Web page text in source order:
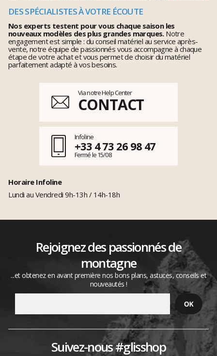
DES SPÉCIALISTES À VOTRE ÉCOUTE
Nos experts testent pour vous chaque saison les
nouveaux modèles des plus grandes marques.Notre
engagement est simple : du conseil matériel au service après-
vente, notre équipe de passionnés vous accompagne à chaque
étape de votre achat et vous permet de choisir du matériel
parfaitement adapté à vos besoins.
Via notre Help Center
CONTACT
Infoline
+33 4 73 26 98 47
Fermé le 15/08
Horaire Infoline
Lundi au Vendredi 9h-13h / 14h-18h
Rejoignez des passionnés de
montagne
...et obtenez en avant première nos bons plans, astuces, conseils et
nouveautés !
Suivez-nous #glisshop